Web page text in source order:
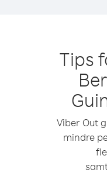
Tips
Viber Out
mindre